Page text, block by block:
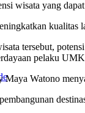
wisata yang
tersebut,
pelaku
Watono